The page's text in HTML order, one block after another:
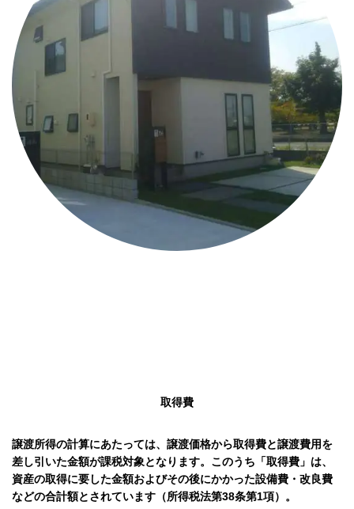
取得費
譲渡所得の計算にあたっては、譲渡価格から取得費と譲渡費用を
差し引いた金額が課税対象となります。このうち「取得費」は、
資産の取得に要した金額およびその後にかかった設備費・改良費
などの合計額とされています（所得税法第38条第1項）。